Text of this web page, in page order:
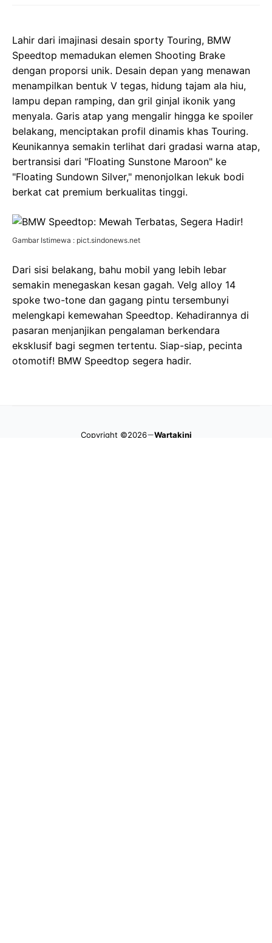
Lahir dari imajinasi desain sporty Touring, BMW
Speedtop memadukan elemen Shooting Brake
dengan proporsi unik. Desain depan yang menawan
menampilkan bentuk V tegas, hidung tajam ala hiu,
lampu depan ramping, dan gril ginjal ikonik yang
menyala. Garis atap yang mengalir hingga ke spoiler
belakang, menciptakan profil dinamis khas Touring.
Keunikannya semakin terlihat dari gradasi warna atap,
bertransisi dari "Floating Sunstone Maroon" ke
"Floating Sundown Silver," menonjolkan lekuk bodi
berkat cat premium berkualitas tinggi.
Gambar Istimewa : pict.sindonews.net
Dari sisi belakang, bahu mobil yang lebih lebar
semakin menegaskan kesan gagah. Velg alloy 14
spoke two-tone dan gagang pintu tersembunyi
melengkapi kemewahan Speedtop. Kehadirannya di
pasaran menjanjikan pengalaman berkendara
eksklusif bagi segmen tertentu. Siap-siap, pecinta
otomotif! BMW Speedtop segera hadir.
Copyright ©2026 Wartakini